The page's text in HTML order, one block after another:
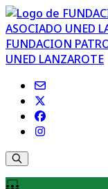
FUNDACION
UNED LANZAROTE